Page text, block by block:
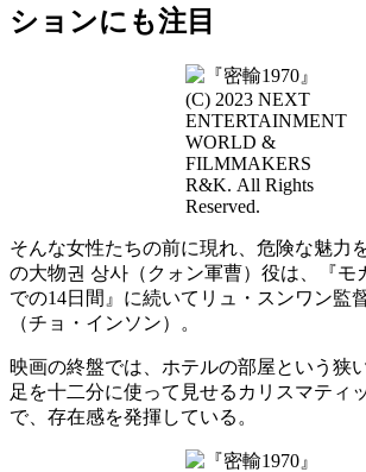
ションにも注目
(C) 2023 NEXT
ENTERTAINMENT
WORLD &
FILMMAKERS
R&K. All Rights
Reserved.
そんな女性たちの前に現れ、危険な魅力
の大物권 상사（クォン軍曹）役は、『モ
での14日間』に続いてリュ・スンワン監
（チョ・インソン）。
映画の終盤では、ホテルの部屋という狭
足を十二分に使って見せるカリスマティ
で、存在感を発揮している。